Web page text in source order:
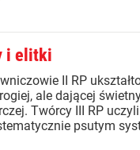
i elitki
II RP
ale dającej
Twórcy III RP
psutym